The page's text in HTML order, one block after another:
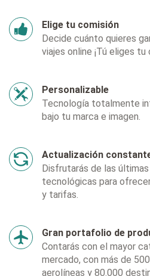
Elige tu comisión
Decide cuánto quieres
viajes online ¡Tú eliges tu
Personalizable
Tecnología totalmente
bajo tu marca e imagen.
Actualización
Disfrutarás de las
tecnológicas para
y tarifas.
Gran portafolio de
Contarás con el mayor
mercado, con más de
aerolíneas y 80.000